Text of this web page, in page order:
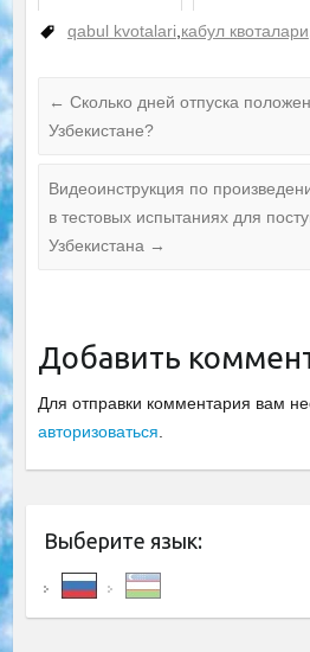
qabul kvotalari кабул квоталари
← Сколько дней отпуска
Узбекистане?
Видеоинструкция по
в тестовых испытаниях для
Узбекистана →
Добавить
Для отправки комментария вам
авторизоваться
Выберите язык: